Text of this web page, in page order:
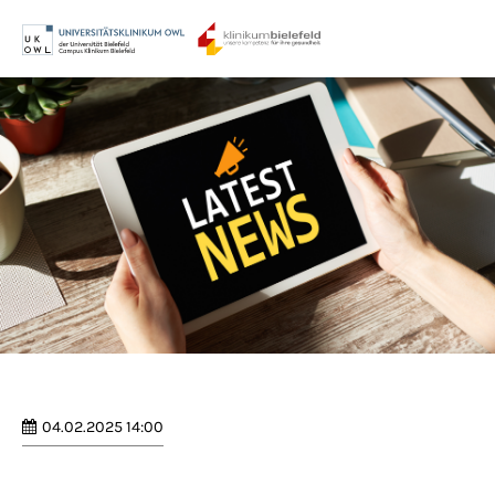
Login
Benutzername
Passwort
Anmelden
04.02.2025 14:00